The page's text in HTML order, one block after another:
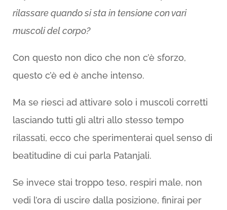
rilassare quando si sta in tensione con vari
muscoli del corpo?
Con questo non dico che non c’è sforzo,
questo c’è ed è anche intenso.
Ma se riesci ad attivare solo i muscoli corretti
lasciando tutti gli altri allo stesso tempo
rilassati, ecco che sperimenterai quel senso di
beatitudine di cui parla Patanjali.
Se invece stai troppo teso, respiri male, non
vedi l’ora di uscire dalla posizione, finirai per